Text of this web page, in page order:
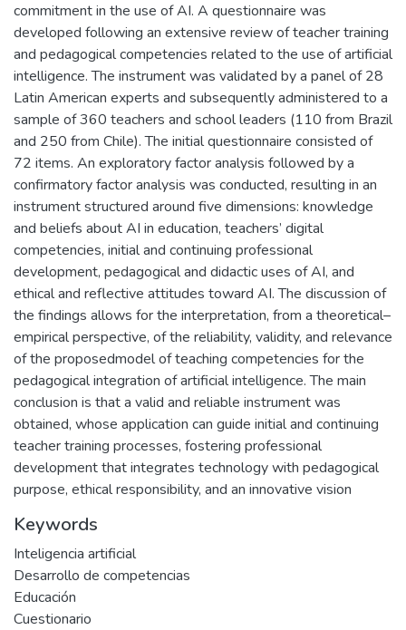
commitment in the use of AI. A questionnaire was
developed following an extensive review of teacher training
and pedagogical competencies related to the use of artificial
intelligence. The instrument was validated by a panel of 28
Latin American experts and subsequently administered to a
sample of 360 teachers and school leaders (110 from Brazil
and 250 from Chile). The initial questionnaire consisted of
72 items. An exploratory factor analysis followed by a
confirmatory factor analysis was conducted, resulting in an
instrument structured around five dimensions: knowledge
and beliefs about AI in education, teachers’ digital
competencies, initial and continuing professional
development, pedagogical and didactic uses of AI, and
ethical and reflective attitudes toward AI. The discussion of
the findings allows for the interpretation, from a theoretical–
empirical perspective, of the reliability, validity, and relevance
of the proposedmodel of teaching competencies for the
pedagogical integration of artificial intelligence. The main
conclusion is that a valid and reliable instrument was
obtained, whose application can guide initial and continuing
teacher training processes, fostering professional
development that integrates technology with pedagogical
purpose, ethical responsibility, and an innovative vision
Keywords
Inteligencia artificial
Desarrollo de competencias
Educación
Cuestionario